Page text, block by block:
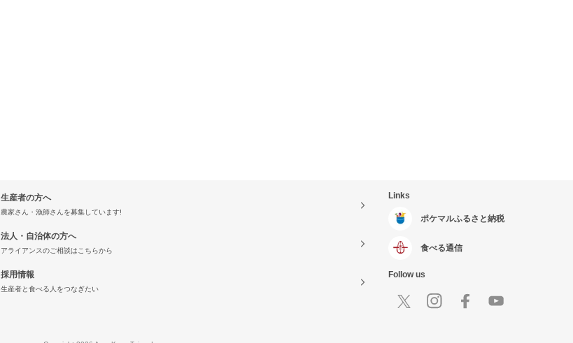
生産者の方へ
農家さん・漁師さんを募集しています!
法人・自治体の方へ
アライアンスのご相談はこちらから
採用情報
生産者と食べる人をつなぎたい
Links
ポケマルふるさと納税
食べる通信
Follow us